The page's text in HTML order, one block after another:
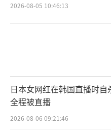
值得注意的是，
政党的政权运营承担
方合作。对新总裁候
达成合作也成为影响
2026-08-05 10:46:13
日本女网红在韩国直播时自
全程被直播
2026-08-06 09:21:46